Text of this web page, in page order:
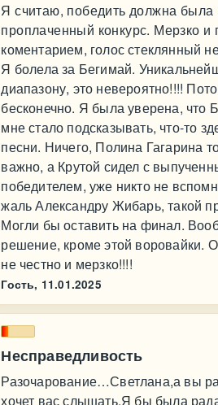
Я считаю, победить должна была
проплаченный конкурс. Мерзко
коментарием, голос стеклянный
Я болела за Бегимай.
диапазону, это невероятно!!!!
бесконечно. Я была уверена, что
мне стало подсказывать, что-то
песни. Ничего, Полина Гагарина
важно, а Крутой сидел с
победителем, уже никто не
жаль Александру Жибарь, такой
Могли бы оставить на финал.
решение, кроме этой воровайки.
не честно и мерзко!!!!
Гость, 11.01.2025
Несправедливость
Разочарование…Светлана,а вы
хочет вас слышать.Я бы была